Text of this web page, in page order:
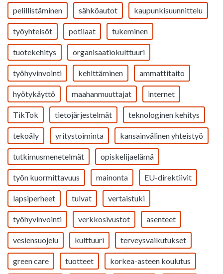
pelillistäminen sähköautot kaupunkisuunnittelu
työyhteisöt potilaat tukeminen
tuotekehitys organisaatiokulttuuri
työhyvinvointi kehittäminen ammattitaito
hyötykäyttö maahanmuuttajat internet
TikTok tietojärjestelmät teknologinen kehitys
tekoäly yritystoiminta kansainvälinen yhteistyö
tutkimusmenetelmät opiskelijaelämä
työn kuormittavuus mainonta EU-direktiivit
lapsiperheet tulvat vertaistuki
työhyvinvointi verkkosivustot asenteet
vesiensuojelu kulttuuri terveysvaikutukset
green care tuotteet korkea-asteen koulutus